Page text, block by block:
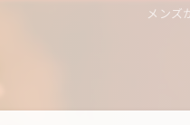
メンズ